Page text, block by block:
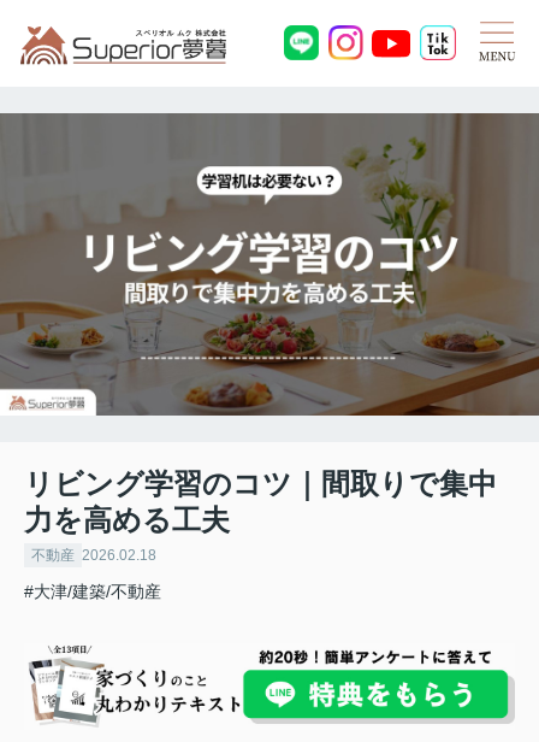
リビング学習のコツ｜間取りで集中
力を高める工夫
不動産 2026.02.18
#大津/建築/不動産